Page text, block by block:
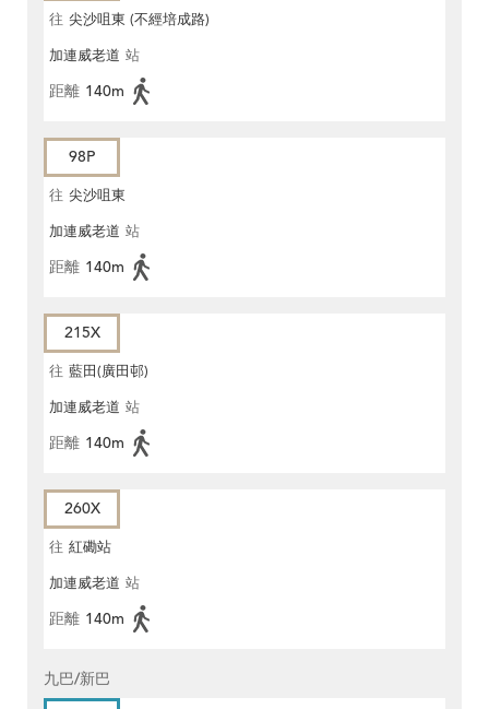
往 尖沙咀東 (不經培成路)
加連威老道 站
距離 140m
98P
往 尖沙咀東
加連威老道 站
距離 140m
215X
往 藍田(廣田邨)
加連威老道 站
距離 140m
260X
往 紅磡站
加連威老道 站
距離 140m
九巴/新巴